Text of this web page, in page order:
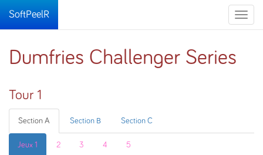
Toggle
SoftPeelR
Dumfries Challenger Series
Tour 1
Section A Section B Section C
Jeux 1 2 3 4 5